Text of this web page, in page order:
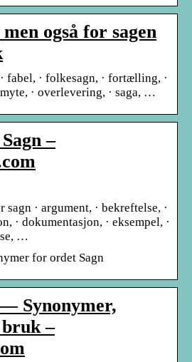
også for sagen
fabel, · folkesagn, · fortælling, ·
· overlevering, · saga, …
–
· argument, · bekreftelse, ·
· dokumentasjon, · eksempel, ·
…
for ordet Sagn
Synonymer,
–